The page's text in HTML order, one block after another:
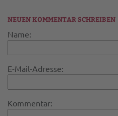
NEUEN KOMMENTAR SCHREIBEN
Name:
E-Mail-Adresse:
Kommentar: